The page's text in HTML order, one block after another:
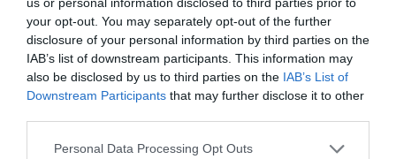
your opt-out. You may separately opt-out of the further
disclosure of your personal information by third parties on the
IAB’s list of downstream participants. This information may
also be disclosed by us to third parties on the IAB’s List of
Downstream Participants that may further disclose it to other
Personal Data Processing Opt Outs
που την έχει αναλάβει έχει καταρρίψει όλα τα taboo
της… political correct προσέγγισης στην επικοινωνία. Και
αυτό αποδεικνύεται ότι εκτοξεύει τη δημοφιλία του
«Λίμπερο».
Στην πρώτη εκστρατεία του, το 2014, αντιτάθηκε σε
μια άλλη αντιμεταναστευτική δύναμη, την Οικολογική